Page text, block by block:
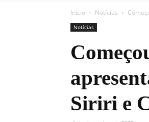
Início Notícias
Notícias
Siriri e